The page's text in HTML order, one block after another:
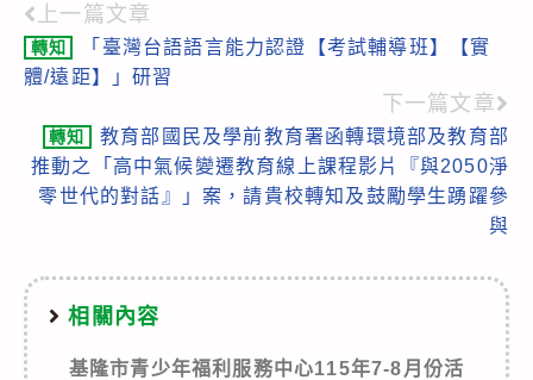
Read
more
上一篇文章
轉知
「臺灣台語語言能力認證【考試輔導班】【實
體/遠距】」研習
下一篇文章
轉知
教育部國民及學前教育署函轉環境部及教育部
推動之「高中氣候變遷教育線上課程影片『與2050淨
零世代的對話』」案，請貴校轉知及鼓勵學生踴躍參
與
相關內容
基隆市青少年福利服務中心115年7-8月份活